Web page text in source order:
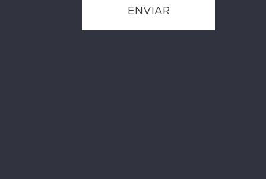
ENVIAR